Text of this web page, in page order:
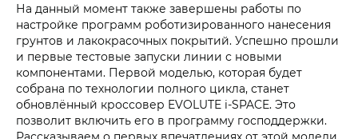
На данный момент также завершены работы по
настройке программ роботизированного нанесения
грунтов и лакокрасочных покрытий. Успешно прошли
и первые тестовые запуски линии с новыми
компонентами. Первой моделью, которая будет
собрана по технологии полного цикла, станет
обновлённый кроссовер EVOLUTE i‑SPACE. Это
позволит включить его в программу господдержки.